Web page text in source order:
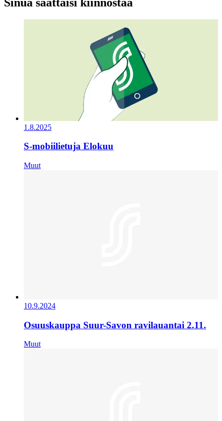
1.8.2025
S-mobiilietuja Elokuu
Muut
10.9.2024
Osuuskauppa Suur-Savon ravilauantai 2.11.
Muut